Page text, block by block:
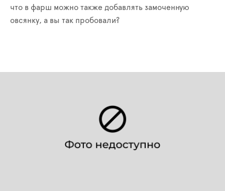
что в фарш можно также добавлять замоченную
овсянку, а вы так пробовали?